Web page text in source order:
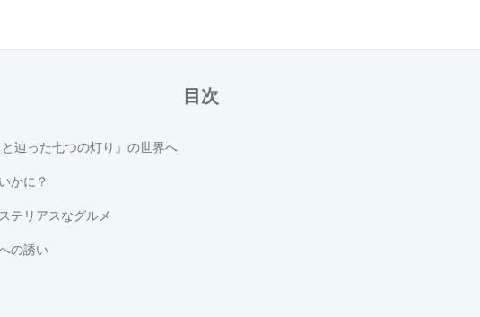
目次
辿った七つの灯り』の世界へ
かに？
テリアスなグルメ
の誘い